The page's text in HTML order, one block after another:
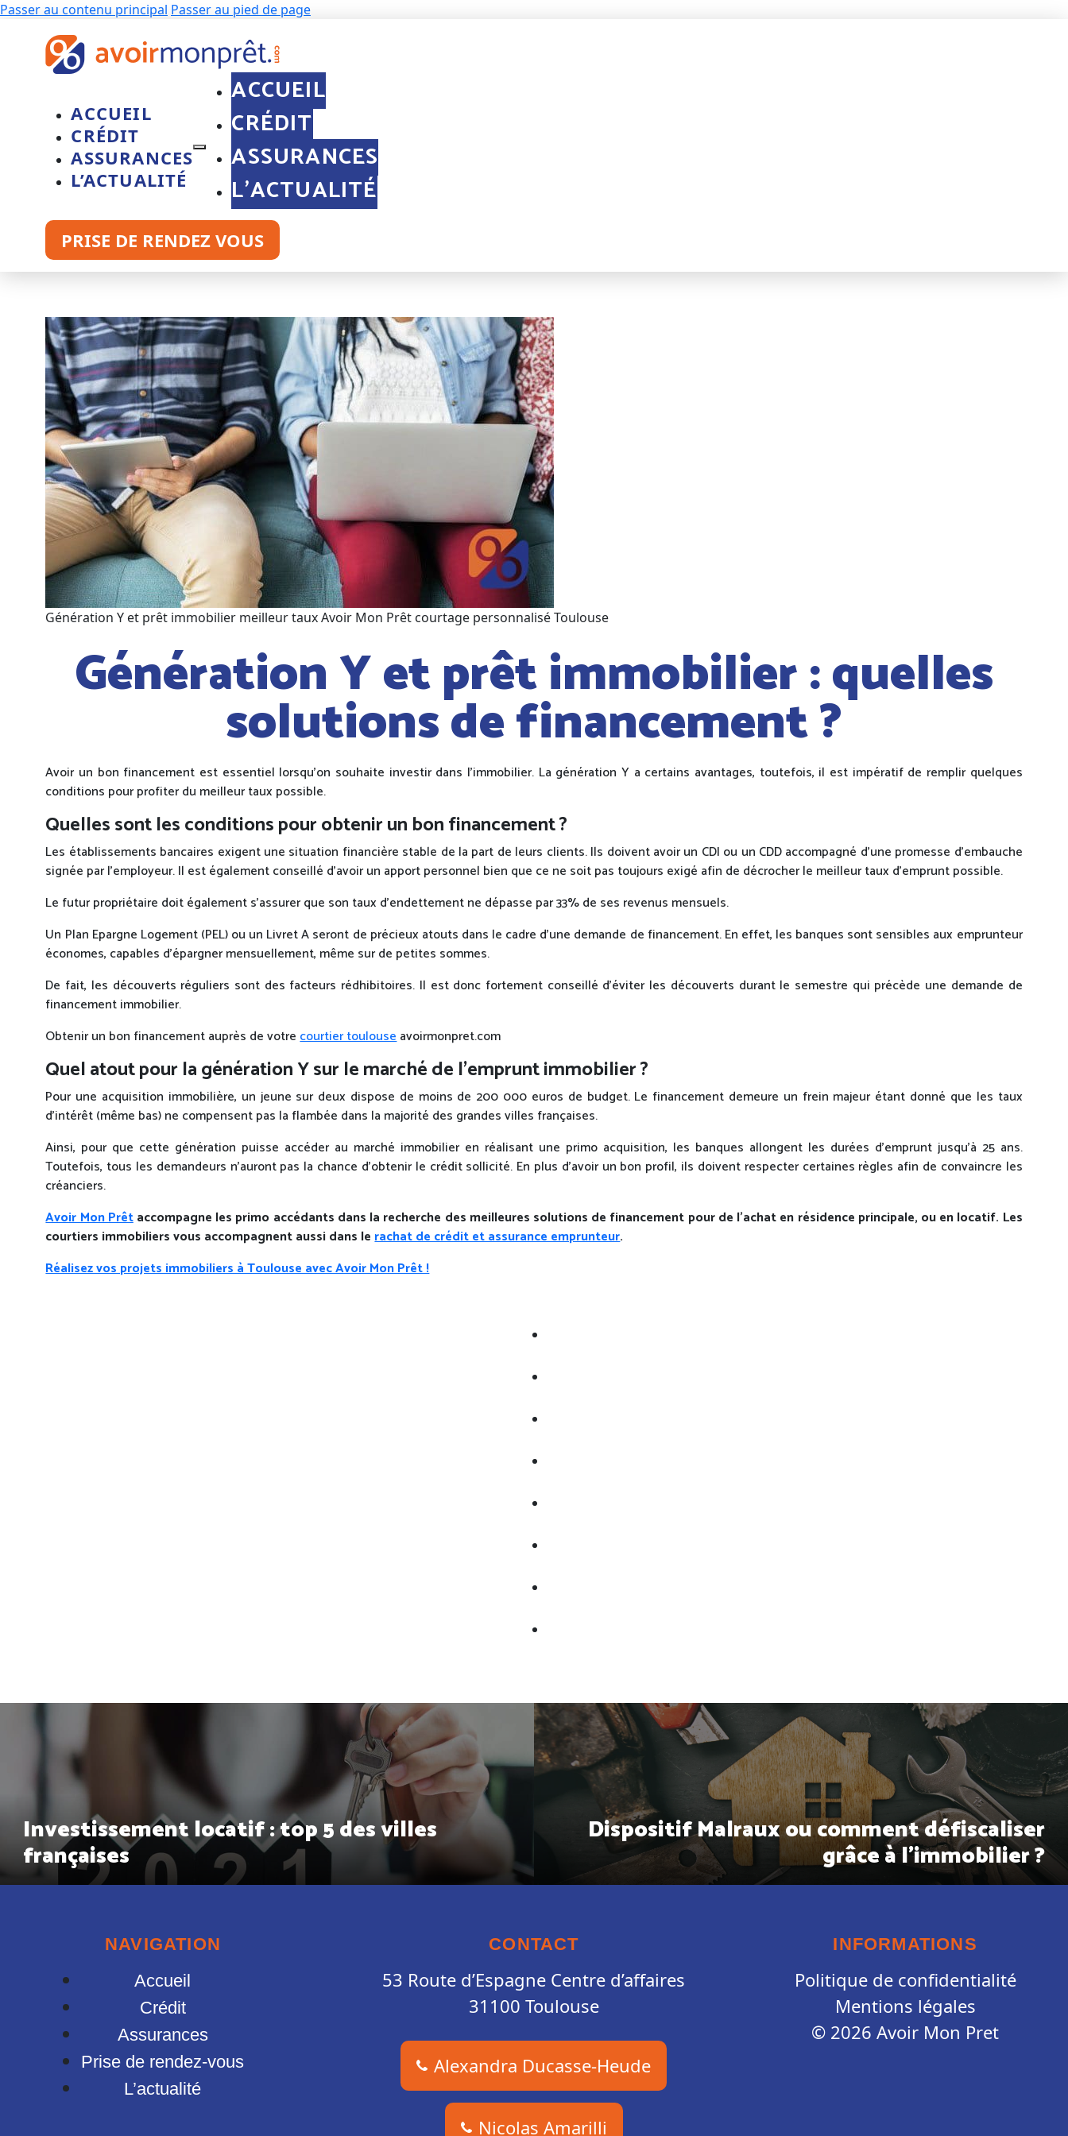
Passer au contenu principal Passer au pied de page
ACCUEIL
CRÉDIT
ASSURANCES
L’ACTUALITÉ
ACCUEIL
CRÉDIT
ASSURANCES
L’ACTUALITÉ
PRISE DE RENDEZ VOUS
Génération Y et prêt immobilier meilleur taux Avoir Mon Prêt courtage personnalisé Toulouse
Génération Y et prêt immobilier : quelles
solutions de financement ?
Avoir un bon financement est essentiel lorsqu’on souhaite investir dans l’immobilier. La génération Y a certains avantages, toutefois, il est impératif de remplir quelques
conditions pour profiter du meilleur taux possible.
Quelles sont les conditions pour obtenir un bon financement ?
Les établissements bancaires exigent une situation financière stable de la part de leurs clients. Ils doivent avoir un CDI ou un CDD accompagné d’une promesse d’embauche
signée par l’employeur. Il est également conseillé d’avoir un apport personnel bien que ce ne soit pas toujours exigé afin de décrocher le meilleur taux d’emprunt possible.
Le futur propriétaire doit également s’assurer que son taux d’endettement ne dépasse par 33% de ses revenus mensuels.
Un Plan Epargne Logement (PEL) ou un Livret A seront de précieux atouts dans le cadre d’une demande de financement. En effet, les banques sont sensibles aux emprunteur
économes, capables d’épargner mensuellement, même sur de petites sommes.
De fait, les découverts réguliers sont des facteurs rédhibitoires. Il est donc fortement conseillé d’éviter les découverts durant le semestre qui précède une demande de
financement immobilier.
Obtenir un bon financement auprès de votrecourtier toulouseavoirmonpret.com
Quel atout pour la génération Y sur le marché de l’emprunt immobilier ?
Pour une acquisition immobilière, un jeune sur deux dispose de moins de 200 000 euros de budget. Le financement demeure un frein majeur étant donné que les taux
d’intérêt (même bas) ne compensent pas la flambée dans la majorité des grandes villes françaises.
Ainsi, pour que cette génération puisse accéder au marché immobilier en réalisant une primo acquisition, les banques allongent les durées d’emprunt jusqu’à 25 ans.
Toutefois, tous les demandeurs n’auront pas la chance d’obtenir le crédit sollicité. En plus d’avoir un bon profil, ils doivent respecter certaines règles afin de convaincre les
créanciers.
Avoir Mon Prêtaccompagne les primo accédants dans la recherche des meilleures solutions de financement pour de l’achat en résidence principale, ou en locatif. Les
courtiers immobiliers vous accompagnent aussi dans lerachat de crédit et assurance emprunteur.
Réalisez vos projets immobiliers à Toulouse avec Avoir Mon Prêt !
Investissement locatif : top 5 des villes
françaises
Dispositif Malraux ou comment défiscaliser
grâce à l’immobilier ?
NAVIGATION
Accueil
Crédit
Assurances
Prise de rendez-vous
L’actualité
CONTACT
53 Route d’Espagne Centre d’affaires
31100 Toulouse
Alexandra Ducasse-Heude
Nicolas Amarilli
INFORMATIONS
Politique de confidentialité
Mentions légales
© 2026 Avoir Mon Pret